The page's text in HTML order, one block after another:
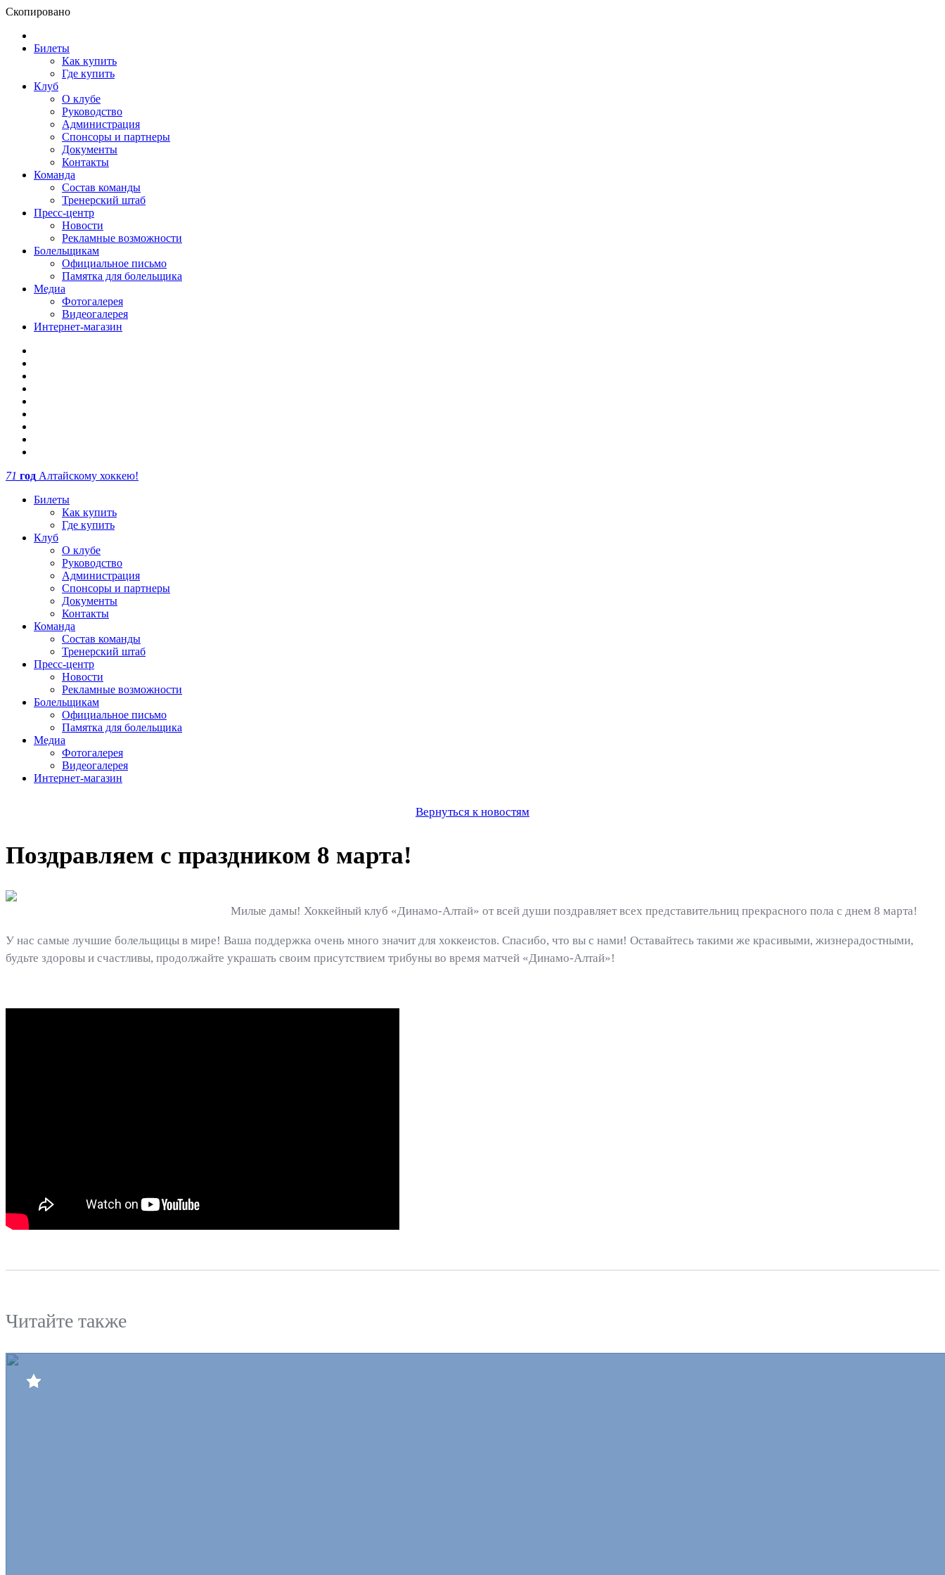
Скопировано
Билеты
Как купить
Где купить
Клуб
О клубе
Руководство
Администрация
Спонсоры и партнеры
Документы
Контакты
Команда
Состав команды
Тренерский штаб
Пресс-центр
Новости
Рекламные возможности
Болельщикам
Официальное письмо
Памятка для болельщика
Медиа
Фотогалерея
Видеогалерея
Интернет-магазин
71 год Алтайскому хоккею!
Билеты
Как купить
Где купить
Клуб
О клубе
Руководство
Администрация
Спонсоры и партнеры
Документы
Контакты
Команда
Состав команды
Тренерский штаб
Пресс-центр
Новости
Рекламные возможности
Болельщикам
Официальное письмо
Памятка для болельщика
Медиа
Фотогалерея
Видеогалерея
Интернет-магазин
Вернуться к новостям
Поздравляем с праздником 8 марта!
Милые дамы! Хоккейный клуб «Динамо-Алтай» от всей души поздравляет всех представительниц прекрасного пола с днем 8 марта!
У нас самые лучшие болельщицы в мире! Ваша поддержка очень много значит для хоккеистов. Спасибо, что вы с нами! Оставайтесь такими же красивыми, жизнерадостными,
будьте здоровы и счастливы, продолжайте украшать своим присутствием трибуны во время матчей «Динамо-Алтай»!
Читайте также
Клуб